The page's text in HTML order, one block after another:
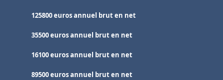
125800 euros annuel brut en net
35500 euros annuel brut en net
16100 euros annuel brut en net
89500 euros annuel brut en net